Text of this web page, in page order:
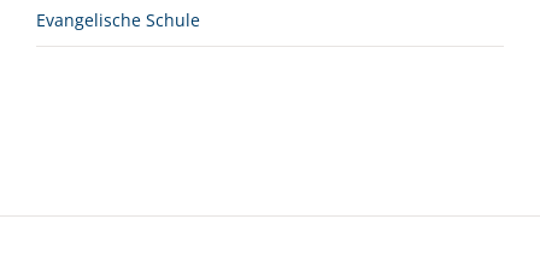
Evangelische Schule